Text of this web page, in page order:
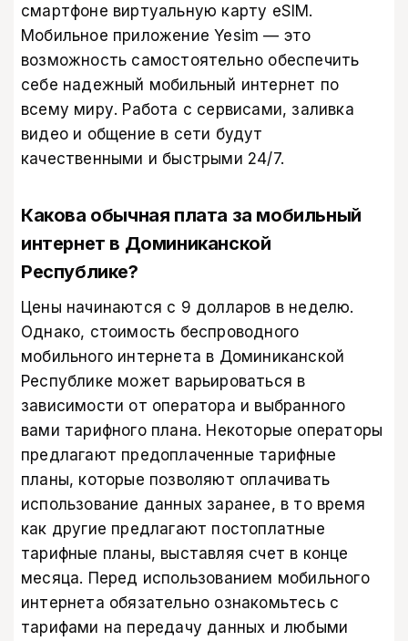
смартфоне виртуальную карту eSIM.
Мобильное приложение Yesim — это
возможность самостоятельно обеспечить
себе надежный мобильный интернет по
всему миру. Работа с сервисами, заливка
видео и общение в сети будут
качественными и быстрыми 24/7.
Какова обычная плата за мобильный
интернет в Доминиканской
Республике?
Цены начинаются с 9 долларов в неделю.
Однако, стоимость беспроводного
мобильного интернета в Доминиканской
Республике может варьироваться в
зависимости от оператора и выбранного
вами тарифного плана. Некоторые операторы
предлагают предоплаченные тарифные
планы, которые позволяют оплачивать
использование данных заранее, в то время
как другие предлагают постоплатные
тарифные планы, выставляя счет в конце
месяца. Перед использованием мобильного
интернета обязательно ознакомьтесь с
тарифами на передачу данных и любыми